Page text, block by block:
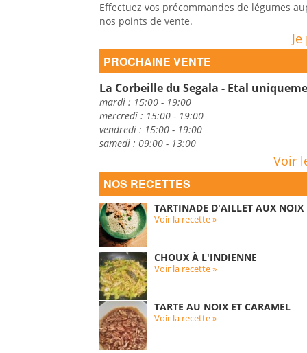
Effectuez vos précommandes de légumes
nos points de vente.
PROCHAINE VENTE
La Corbeille du Segala - Etal
mardi : 15:00 - 19:00
mercredi : 15:00 - 19:00
vendredi : 15:00 - 19:00
samedi : 09:00 - 13:00
Voir
NOS RECETTES
TARTINADE D'AILLET AUX NOIX
Voir la recette »
CHOUX À L'INDIENNE
Voir la recette »
TARTE AU NOIX ET CARAMEL
Voir la recette »